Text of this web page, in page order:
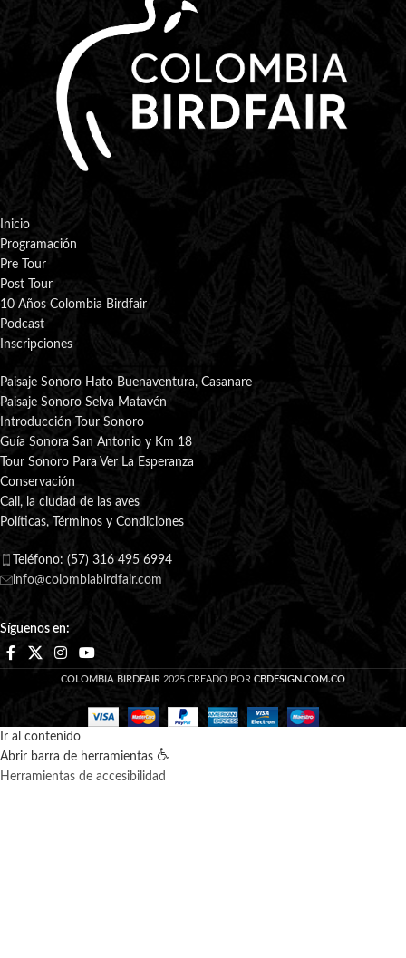
Inicio
Programación
Pre Tour
Post Tour
10 Años Colombia Birdfair
Podcast
Inscripciones
Paisaje Sonoro Hato Buenaventura, Casanare
Paisaje Sonoro Selva Matavén
Introducción Tour Sonoro
Guía Sonora San Antonio y Km 18
Tour Sonoro Para Ver La Esperanza
Conservación
Cali, la ciudad de las aves
Políticas, Términos y Condiciones
Teléfono: (57) 316 495 6994
info@colombiabirdfair.com
Síguenos en:
COLOMBIA BIRDFAIR 2025 CREADO POR CBDESIGN.COM.CO
Ir al contenido
Abrir barra de herramientas
Herramientas de accesibilidad